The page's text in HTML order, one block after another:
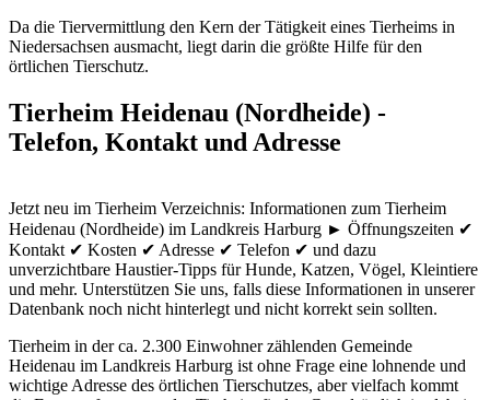
Da die Tiervermittlung den Kern der Tätigkeit eines Tierheims in
Niedersachsen ausmacht, liegt darin die größte Hilfe für den
örtlichen Tierschutz.
Tierheim Heidenau (Nordheide) -
Telefon, Kontakt und Adresse
Jetzt neu im Tierheim Verzeichnis: Informationen zum Tierheim
Heidenau (Nordheide) im Landkreis Harburg ► Öffnungszeiten ✔
Kontakt ✔ Kosten ✔ Adresse ✔ Telefon ✔ und dazu
unverzichtbare Haustier-Tipps für Hunde, Katzen, Vögel, Kleintiere
und mehr. Unterstützen Sie uns, falls diese Informationen in unserer
Datenbank noch nicht hinterlegt und nicht korrekt sein sollten.
Tierheim in der ca. 2.300 Einwohner zählenden Gemeinde
Heidenau im Landkreis Harburg ist ohne Frage eine lohnende und
wichtige Adresse des örtlichen Tierschutzes, aber vielfach kommt